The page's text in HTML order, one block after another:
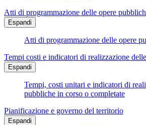
Atti di programmazione delle opere
Espandi
Atti di programmazione delle opere
Tempi costi e indicatori di realizzazione
Espandi
Tempi, costi unitari e indicatori di
pubbliche in corso o completate
Pianificazione e governo del territorio
Espandi